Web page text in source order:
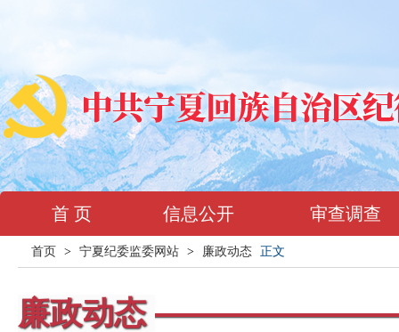
首 页 信息公开 审查调查
首页 > 宁夏纪委监委网站 > 廉政动态 正文
廉政动态